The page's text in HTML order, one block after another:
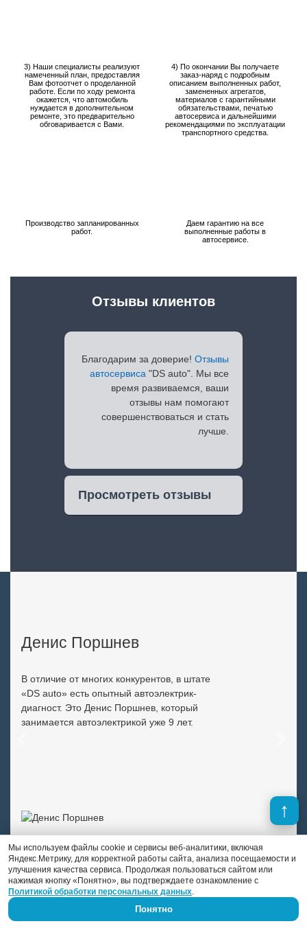
3) Наши специалисты реализуют
намеченный план, предоставляя
Вам фотоотчет о проделанной
работе. Если по ходу ремонта
окажется, что автомобиль
нуждается в дополнительном
ремонте, это предварительно
обговаривается с Вами.
4) По окончании Вы получаете
заказ-наряд с подробным
описанием выполненных работ,
замененных агрегатов,
материалов с гарантийными
обязательствами, печатью
автосервиса и дальнейшими
рекомендациями по эксплуатации
транспортного средства.
Производство запланированных
работ.
Даем гарантию на все
выполненные работы в
автосервисе.
Благодарим за доверие! Отзывы
автосервиса "DS auto". Мы все
время развиваемся, ваши
отзывы нам помогают
совершенствоваться и стать
лучше.
Просмотреть отзывы
Отзывы клиентов
Денис Поршнев
В отличие от многих конкурентов, в штате
«DS auto» есть опытный автоэлектрик-
диагност. Это Денис Поршнев, который
занимается автоэлектрикой уже 9 лет.
Мы используем файлы cookie и сервисы веб-аналитики, включая
Яндекс.Метрику, для корректной работы сайта, анализа посещаемости и
улучшения качества сервиса. Продолжая пользоваться сайтом или
нажимая кнопку «Понятно», вы подтверждаете ознакомление с
Политикой обработки персональных данных.
Понятно